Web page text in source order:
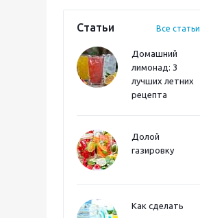
Статьи Все статьи
Домашний
лимонад: 3
лучших летних
рецепта
Долой
газировку
Как сделать